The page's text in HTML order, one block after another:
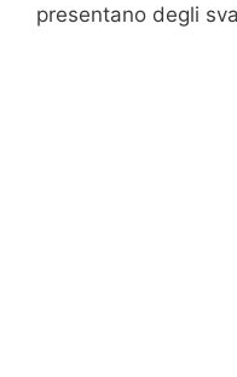
presentano degli